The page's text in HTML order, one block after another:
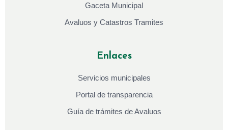
Gaceta Municipal
Avaluos y Catastros Tramites
Enlaces
Servicios municipales
Portal de transparencia
Guía de trámites de Avaluos